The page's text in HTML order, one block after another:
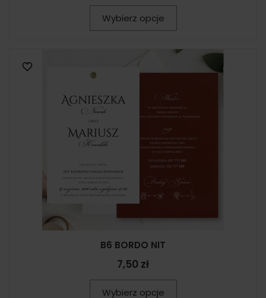
Wybierz opcje
B6 BORDO NIT
7,50 zł
Wybierz opcje